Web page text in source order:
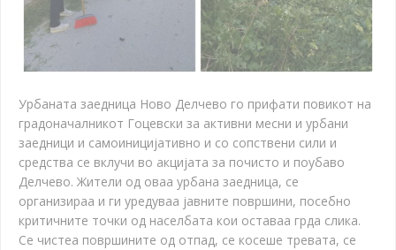
Урбаната заедница Ново Делчево го прифати повикот на
градоначалникот Гоцевски за активни месни и урбани
заедници и самоиницијативно и со сопствени сили и
средства се вклучи во акцијата за почисто и поубаво
Делчево. Жители од оваа урбана заедница, се
организираа и ги уредуваа јавните површини, посебно
критичните точки од населбата кои оставаа грда слика.
Се чистеа површините од отпад, се косеше тревата, се